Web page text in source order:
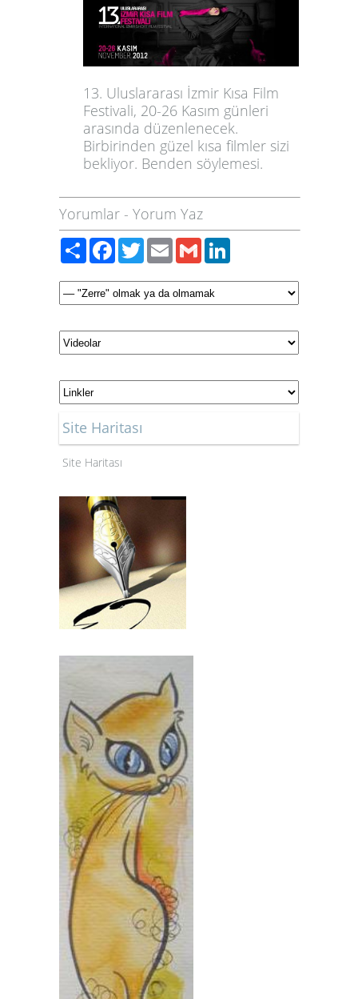
13. Uluslararası İzmir Kısa Film
Festivali, 20-26 Kasım günleri
arasında düzenlenecek.
Birbirinden güzel kısa filmler sizi
bekliyor. Benden söylemesi.
Yorumlar - Yorum Yaz
PaylaşFacebook
TwitterEmailGmail
Site Haritası
Site Haritası